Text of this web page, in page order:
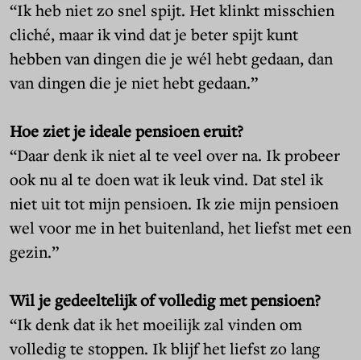
“Ik heb niet zo snel spijt. Het klinkt misschien
cliché, maar ik vind dat je beter spijt kunt
hebben van dingen die je wél hebt gedaan, dan
van dingen die je niet hebt gedaan.”
Hoe ziet je ideale pensioen eruit?
“Daar denk ik niet al te veel over na. Ik probeer
ook nu al te doen wat ik leuk vind. Dat stel ik
niet uit tot mijn pensioen. Ik zie mijn pensioen
wel voor me in het buitenland, het liefst met een
gezin.”
Wil je gedeeltelijk of volledig met pensioen?
“Ik denk dat ik het moeilijk zal vinden om
volledig te stoppen. Ik blijf het liefst zo lang